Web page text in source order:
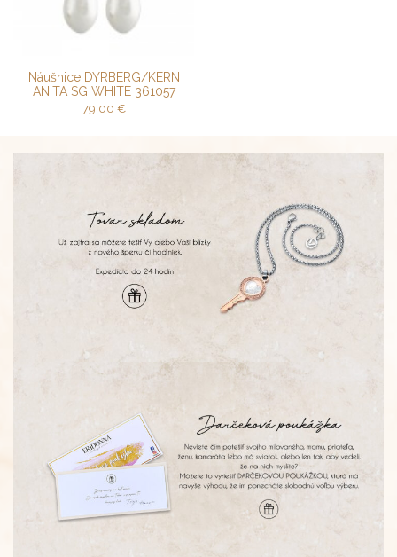
Náušnice DYRBERG/KERN
ANITA SG WHITE 361057
79,00 €